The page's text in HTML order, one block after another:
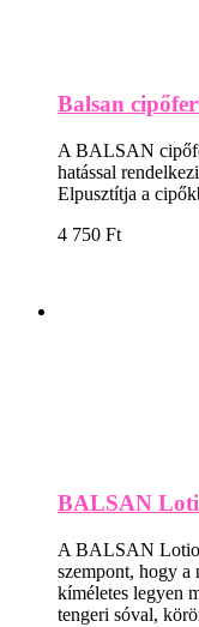
Balsan
A BALSAN
hatással
Elpusztítja a
4 750 Ft
BALSAN
A BALSAN
szempont, hogy a
kíméletes legyen
tengeri sóval,